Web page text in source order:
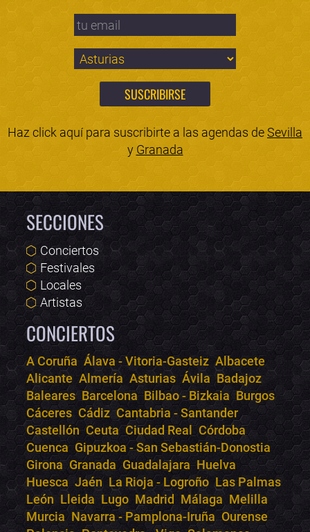
Haz click aquí para suscribirte a las agendas deSevilla
y Granada
SECCIONES
Conciertos
Festivales
Locales
Artistas
CONCIERTOS
A Coruña Álava - Vitoria-Gasteiz Albacete
Alicante Almería Asturias Ávila Badajoz
Baleares Barcelona Bilbao - Bizkaia Burgos
Cáceres Cádiz Cantabria - Santander
Castellón Ceuta Ciudad Real Córdoba
Cuenca Gipuzkoa - San Sebastián-Donostia
Girona Granada Guadalajara Huelva
Huesca Jaén La Rioja - Logroño Las Palmas
León Lleida Lugo Madrid Málaga Melilla
Murcia Navarra - Pamplona-Iruña Ourense
Bololoco · conciertos.club
Online · Te ayudo a encontrar conciertos